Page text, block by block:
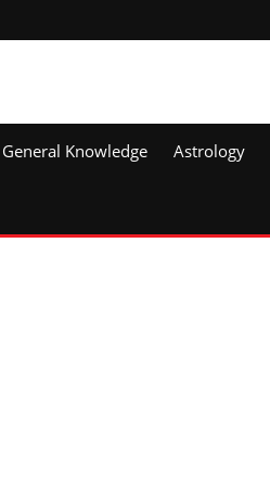
General Knowledge Astrology